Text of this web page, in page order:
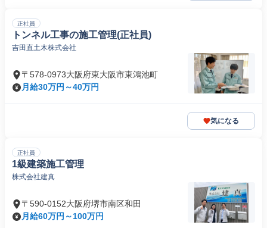
正社員
トンネル工事の施工管理(正社員)
吉田直土木株式会社
〒578-0973大阪府東大阪市東鴻池町
月給30万円～40万円
気になる
正社員
1級建築施工管理
株式会社建真
〒590-0152大阪府堺市南区和田
月給60万円～100万円